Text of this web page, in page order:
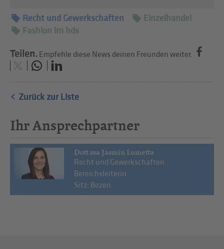
Recht und Gewerkschaften
Einzelhandel
Fashion im hds
Teilen. Empfehle diese News deinen Freunden weiter.
Zurück zur Liste
Ihr Ansprechpartner
Dott.ssa Jasmin Lumetta
Recht und Gewerkschaften
Bereichsleiterin
Sitz: Bozen